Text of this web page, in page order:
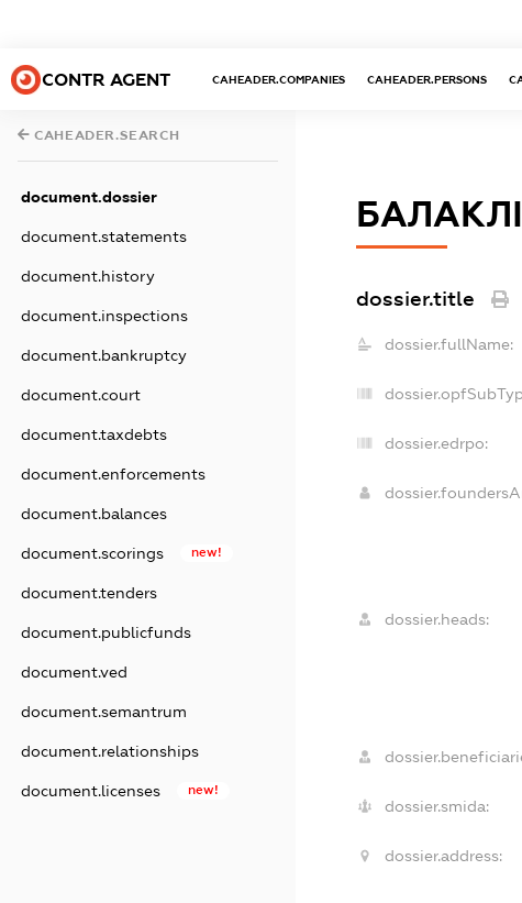
CONTR AGENT CAHEADER.COMPANIES CAHEADER.PERSONS
CAHEADER.SEARCH
document.dossier
document.statements
document.history
document.inspections
document.bankruptcy
document.court
document.taxdebts
document.enforcements
document.balances
document.scorings new!
document.tenders
document.publicfunds
document.ved
document.semantrum
document.relationships
document.licenses new!
dossier.title
dossier.fullName:
dossier.edrpo:
dossier.heads:
dossier.smida:
dossier.address: